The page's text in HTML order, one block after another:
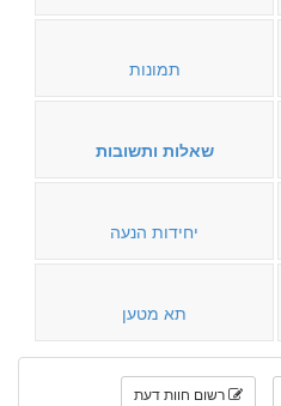
תמונות
שאלות ותשובות
יחידות הנעה
תא מטען
רשום חוות דעת